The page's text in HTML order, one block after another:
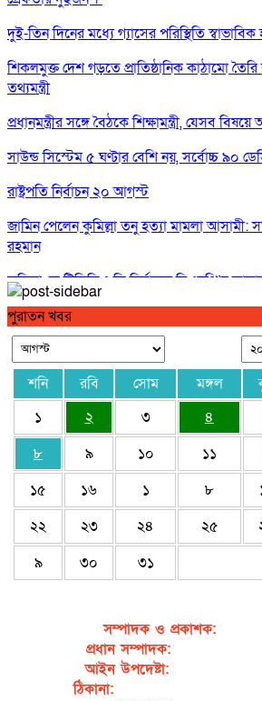
দুই-তিন দিনের মধ্যে গ্যাসের পরিস্থিতি স্বাভাবিক
শিকলমুক্ত দেশ গড়তে প্রাতিষ্ঠানিক কাঠামো
তথ্যমন্ত্রী
প্রধানমন্ত্রীর সঙ্গে বৈঠকে শিক্ষামন্ত্রী, যেসব
সাউন্ড সিস্টেম ৫ ঘণ্টার বেশি নয়, সর্বোচ্চ ৯০
রাষ্ট্রপতি নির্বাচন ২০ আগস্ট
জামিন পেলেন কুমিল্লা তনু হত্যা মামলা আসামী:
রহমান
কুমিল্লা কে টিসিসিএ লি:নির্বাচনে বিএনপি’র
দু’জনই আ’লীগের সুবিধাভূগী!
সরকারের নয়, রাষ্ট্রের বিরুদ্ধে বলা অপরাধ :
ঢাকার চারপাশের নৌপথগুলো সচল করার নির্দেশ
পুরাতন খবর
শনি রবি সোম মঙ্গল
১
২ ৩ ৪
৮
৯ ১০ ১১
১৫
১৬ ১ ৮
২২
২৩ ২৪ ২৫
৯
৩০ ৩১
সম্পাদক ও প্রকাশক:
প্রধান সম্পাদক:
আইন উপদেষ্টা:এডভোকেট
ঠিকানা:গর্জনখোলা, চকবাজার,